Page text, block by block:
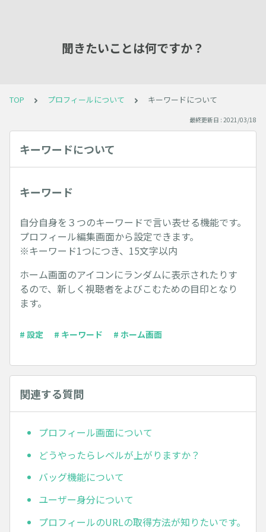
聞きたいことは何ですか？
TOP プロフィールについて キーワードについて
最終更新日 : 2021/03/18
キーワードについて
キーワード
自分自身を３つのキーワードで言い表せる機能です。
プロフィール編集画面から設定できます。
※キーワード1つにつき、15文字以内
ホーム画面のアイコンにランダムに表示されたりす
るので、新しく視聴者をよびこむための目印となり
ます。
# 設定 # キーワード # ホーム画面
関連する質問
プロフィール画面について
どうやったらレベルが上がりますか？
バッグ機能について
ユーザー身分について
プロフィールのURLの取得方法が知りたいです。